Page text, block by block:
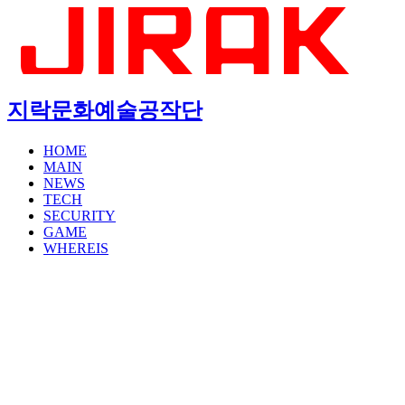
지락문화예술공작단
HOME
MAIN
NEWS
TECH
SECURITY
GAME
WHEREIS